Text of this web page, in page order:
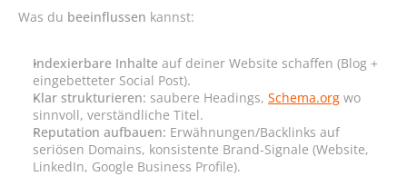
Was du beeinflussen kannst:
Indexierbare Inhalte auf deiner Website schaffen (Blog +
eingebetteter Social Post).
Klar strukturieren: saubere Headings, Schema.org wo
sinnvoll, verständliche Titel.
Reputation aufbauen: Erwähnungen/Backlinks auf
seriösen Domains, konsistente Brand-Signale (Website,
LinkedIn, Google Business Profile).